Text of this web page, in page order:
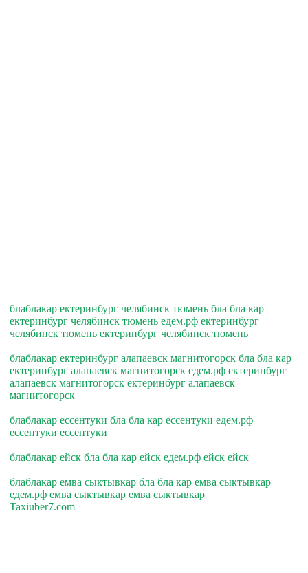
блаблакар ектеринбург челябинск тюмень бла бла кар
ектеринбург челябинск тюмень едем.рф ектеринбург
челябинск тюмень ектеринбург челябинск тюмень
блаблакар ектеринбург алапаевск магнитогорск бла бла кар
ектеринбург алапаевск магнитогорск едем.рф ектеринбург
алапаевск магнитогорск ектеринбург алапаевск
магнитогорск
блаблакар ессентуки бла бла кар ессентуки едем.рф
ессентуки ессентуки
блаблакар ейск бла бла кар ейск едем.рф ейск ейск
блаблакар емва сыктывкар бла бла кар емва сыктывкар
едем.рф емва сыктывкар емва сыктывкар
Taxiuber7.com